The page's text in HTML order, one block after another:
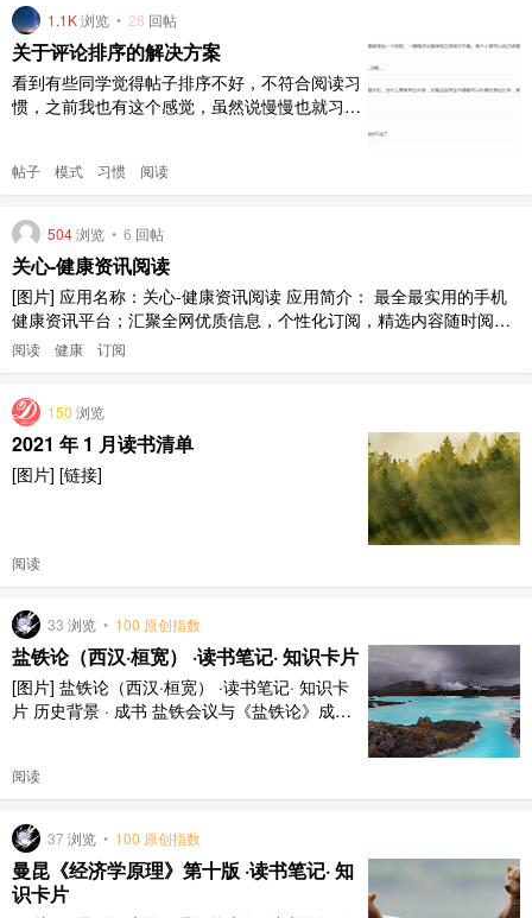
书，读了本《阴阳鬼探 ..
1.1K浏览 • 28 回帖
关于评论排序的解决方案
看到有些同学觉得帖子排序不好，不符合阅读习
惯，之前我也有这个感觉，虽然说慢慢也就习惯
引玉，让论坛体验更好。 #先来分析现在的模
看完楼主贴，再拉到下面往上看，要 两个动作
才能看完贴，一是用户习惯 ..
帖子 模式 习惯 阅读
504浏览 • 6 回帖
关心-健康资讯阅读
[图片] 应用名称：关心-健康资讯阅读 应用简介： 最全最实用的手机
健康资讯平台；汇聚全网优质信息，个性化订阅，精选内容随时阅
读，健康话题随时交流。 应用特色： 【内容丰富】 汇聚全网健康信
孕、减肥、整 ..
阅读 健康 订阅
150 浏览
2021 年 1 月读书清单
[图片] [链接]
阅读
33 浏览 • 100 原创指数
盐铁论（西汉·桓宽） ·读书笔记· 知识卡片
[图片] 盐铁论（西汉·桓宽） ·读书笔记· 知识卡
片 历史背景 · 成书 盐铁会议与《盐铁论》成书
是否罢盐铁展开激烈辩论。汉宣帝时期，桓宽根
会议 时间：汉昭帝始元六年（前81年） 背景：
..
阅读
37 浏览 • 100 原创指数
曼昆《经济学原理》第十版 ·读书笔记· 知
识卡片